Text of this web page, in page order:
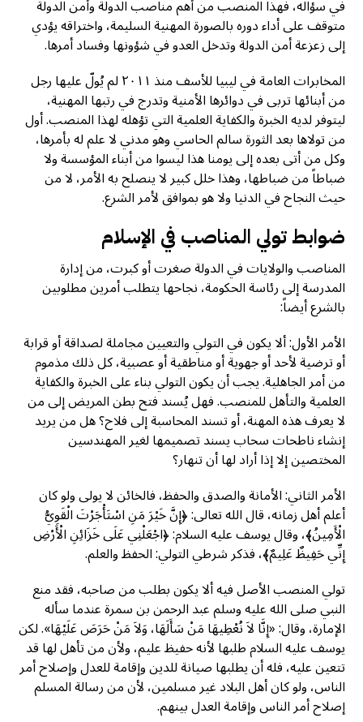
في سؤاله، فهذا المنصب من أهم مناصب الدولة وأمن الدولة
متوقف على أداء دوره بالصورة المهنية السليمة، واختراقه يؤدي
إلى زعزعة أمن الدولة وتدخل العدو في شؤونها وفساد أمرها.
المخابرات العامة في ليبيا للأسف منذ ٢٠١١ لم يُولّ عليها رجل
من أبنائها تربى في دوائرها الأمنية وتدرج في رتبها المهنية،
ليتوفر لديه الخبرة والكفاية العلمية التي تؤهله لهذا المنصب. أول
من تولاها بعد الثورة سالم الحاسي وهو مدني لا علم له بأمرها،
وكل من أتى بعده إلى يومنا هذا ليسوا من أبناء المؤسسة ولا
ضباطاً من ضباطها، وهذا خلل كبير لا ينصلح به الأمر، لا من
حيث النجاح في الدنيا ولا هو بموافق لأمر الشرع.
ضوابط تولي المناصب في الإسلام
المناصب والولايات في الدولة صغرت أو كبرت، من إدارة
المدرسة إلى رئاسة الحكومة، نجاحها يتطلب أمرين مطلوبين
بالشرع أيضاً:
الأمر الأول: ألا يكون في التولي والتعيين مجاملة لصداقة أو قرابة
أو ترضية لأحد أو جهوية أو مناطقية أو عصبية، كل ذلك مذموم
من أمر الجاهلية. يجب أن يكون التولي بناء على الخبرة والكفاية
العلمية والتأهل للمنصب. فهل يُسند فتح بطن المريض إلى من
لا يعرف هذه المهنة، أو تسند المحاسبة إلى فلاح؟ هل من يريد
إنشاء ناطحات سحاب يسند تصميمها لغير المهندسين
المختصين إلا إذا أراد لها أن تنهار؟
الأمر الثاني: الأمانة والصدق والحفظ، فالخائن لا يولى ولو كان
أعلم أهل زمانه، قال الله تعالى: ﴿إِنَّ خَيْرَ مَنِ اسْتَأْجَرْتَ الْقَوِيُّ
الْأَمِينُ﴾، وقال يوسف عليه السلام: ﴿اجْعَلْنِي عَلَى خَزَائِنِ الْأَرْضِ
إِنِّي حَفِيظٌ عَلِيمٌ﴾، فذكر شرطي التولي: الحفظ والعلم.
تولي المنصب الأصل فيه ألا يكون بطلب من صاحبه، فقد منع
النبي صلى الله عليه وسلم عبد الرحمن بن سمرة عندما سأله
الإمارة، وقال: «إِنَّا لاَ نُعْطِيهَا مَنْ سَأَلَهَا، وَلاَ مَنْ حَرَصَ عَلَيْهَا». لكن
يوسف عليه السلام طلبها لأنه حفيظ عليم، ولأن من تأهل لها قد
تتعين عليه، فله أن يطلبها صيانة للدين وإقامة للعدل وإصلاح أمر
الناس، ولو كان أهل البلاد غير مسلمين، لأن من رسالة المسلم
إصلاح أمر الناس وإقامة العدل بينهم.